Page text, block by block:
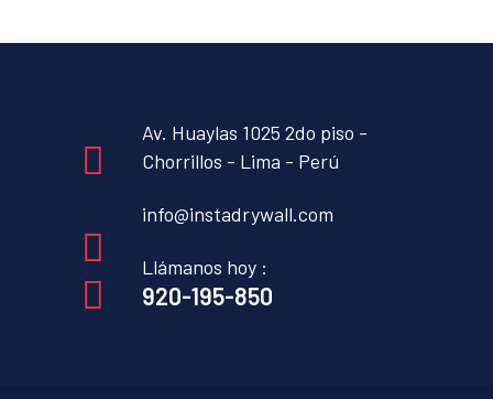
Av. Huaylas 1025 2do piso -
Chorrillos - Lima - Perú
info@instadrywall.com
Llámanos hoy :
920-195-850